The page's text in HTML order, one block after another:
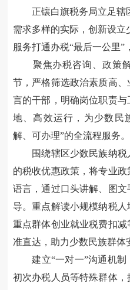
正镶白旗税务局立足辖
需求多样的实际，创新设
服务打通办税“最后一公里”
聚焦办税咨询、政策
节，严格筛选政治素质高
言的干部，明确岗位职责
地、高效运行，为少数民
解、可办理”的全流程服务。
围绕辖区少数民族纳
的税收优惠政策，将专业
语言，通过口头讲解、图
导。重点解读小规模纳税人
重点群体创业就业税费扣
准直达，助力少数民族群体
建立“一对一”沟通机制
初次办税人员等特殊群体